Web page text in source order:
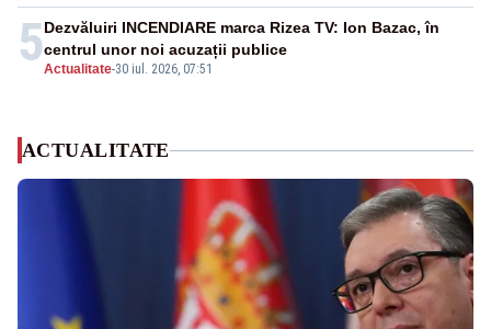
5Actualitate-30 iul. 2026, 07:51
Dezvăluiri INCENDIARE marca Rizea TV: Ion Bazac, în
centrul unor noi acuzații publice
ACTUALITATE